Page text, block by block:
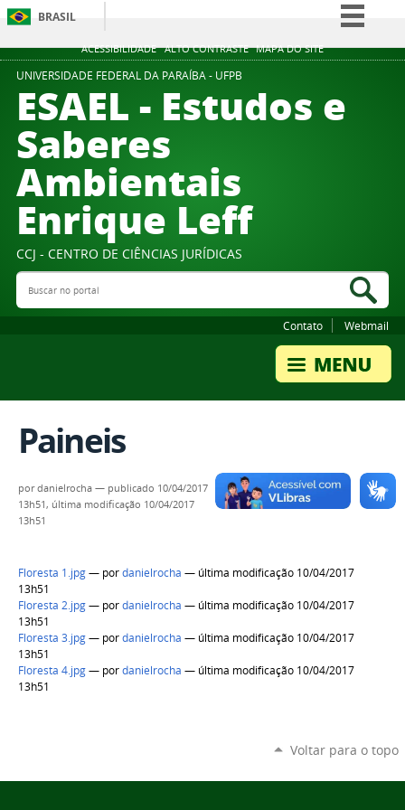
ACESSIBILIDADE ALTO CONTRASTE MAPA DO SITE
BRASIL
Simplifique!
Participe
UNIVERSIDADE FEDERAL DA PARAÍBA - UFPB
ESAEL - Estudos e
Saberes
Ambientais
Enrique Leff
CCJ - CENTRO DE CIÊNCIAS JURÍDICAS
Buscar no portal
Contato Webmail
Paineis
pordanielrocha — publicado 10/04/2017
13h51, última modificação 10/04/2017
13h51
Floresta 1.jpg— pordanielrocha — última modificação 10/04/2017
13h51
Floresta 2.jpg— pordanielrocha — última modificação 10/04/2017
13h51
Floresta 3.jpg— pordanielrocha — última modificação 10/04/2017
13h51
Floresta 4.jpg— pordanielrocha — última modificação 10/04/2017
13h51
Voltar para o topo